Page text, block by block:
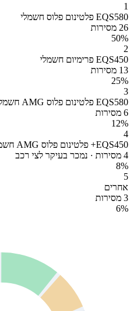
1
EQS580 פלטינום פלוס חשמלי
26 מסירות
50%
2
EQS450 פרימיום חשמלי
13 מסירות
25%
3
EQS580 פלטינום פלוס AMG חשמלי
6 מסירות
12%
4
EQS450+ פלטינום פלוס AMG חשמלי
4 מסירות · נמכר בעיקר לצי רכב
8%
5
אחרים
3 מסירות
6%